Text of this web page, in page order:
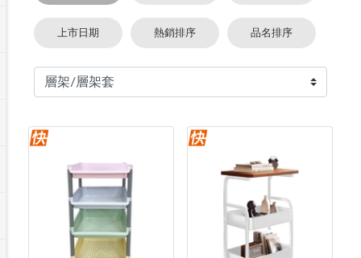
五穀/南北貨
湯類/湯塊
油/調味料 醬油.油膏.蠔油
泡麵 / 麵條
碗麵/義大利麵
麵條/快煮麵/米粉
醬菜/玉米罐
點心罐
零嘴
堅果/海苔
美味餅乾 糕餅/點心
糖果/巧克力
巧克力
果汁咖啡
碳酸/礦泉水
機能飲料
箱購飲料
機能保健
▶保健品牌推薦
奶粉/穀麥片 麥片/玉米片
沖調穀粉/隨手包
特色茶品
紅茶
奶茶/花草茶
黑糖桂圓/蜂蜜醋
咖啡豆/粉/濾掛
可可/糖/奶精
香皂/洗手乳
美髮造型 造型髮品
口腔清潔
牙膏/漱口水
卸妝/粉刺調理
開架/身體保養
面/眼膜
保鮮/微波
掃除用具/照明/五金 洗衣/曬衣用具
電池/延長線
修繕/五金/祭祀
傢飾/收納/衛浴
收納用品
衛浴/毛巾
寵物清潔/百貨
廚房紙巾/平版/
箱購免運區
衣物清潔 洗衣粉/皂
漂白水/柔軟精
居家清潔
浴廁/水管清潔
居家清潔/除濕芳
成人/嬰兒紙尿褲
嬰兒尿布
成人紙尿褲
烤箱/微波/電磁爐
快煮壺/烘碗機
季節家電 風扇/防蚊家電
生活家電
美容家電
數位週邊
手機/平板周邊
辦公文具/收納
玩具/擺設小物
汽機車百貨 汽車百貨
休閒/運動
健身/按摩/瑜珈
測量/護具/其他
配件
男/女/機能包
調理食品
箱購免運 清潔用品免運
居家/汽百用品
主題專區
店長推薦
這夏不怕熱
上市日期 熱銷排序 品名排序